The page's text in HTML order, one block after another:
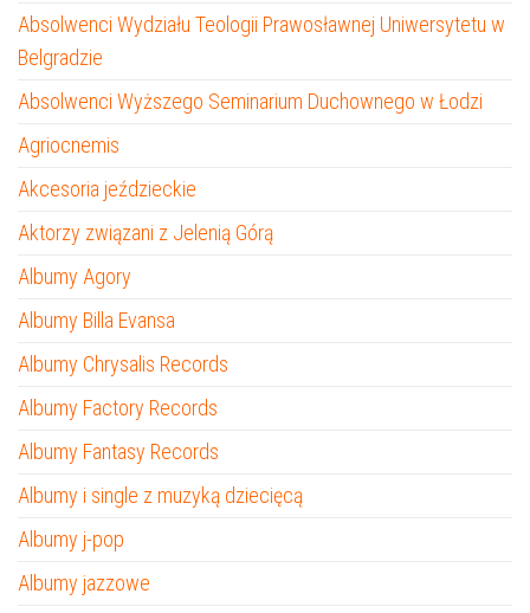
Absolwenci Wydziału Teologii Prawosławnej Uniwersytetu w
Belgradzie
Absolwenci Wyższego Seminarium Duchownego w Łodzi
Agriocnemis
Akcesoria jeździeckie
Aktorzy związani z Jelenią Górą
Albumy Agory
Albumy Billa Evansa
Albumy Chrysalis Records
Albumy Factory Records
Albumy Fantasy Records
Albumy i single z muzyką dziecięcą
Albumy j-pop
Albumy jazzowe